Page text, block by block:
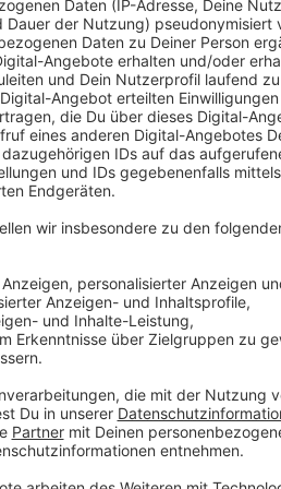
Insbesondere die Pflanzung von
vor allem natürliche Dächer für
abwechslungsreichen Aufenthalts-
allem Nachhaltigkeitsthemen
durch weniger versiegelte Flächen
Weitere Meldungen aus
Anzeige
Leverkusener Fahrradhändler
Nachholbedarf bei Barrierefreiheit in